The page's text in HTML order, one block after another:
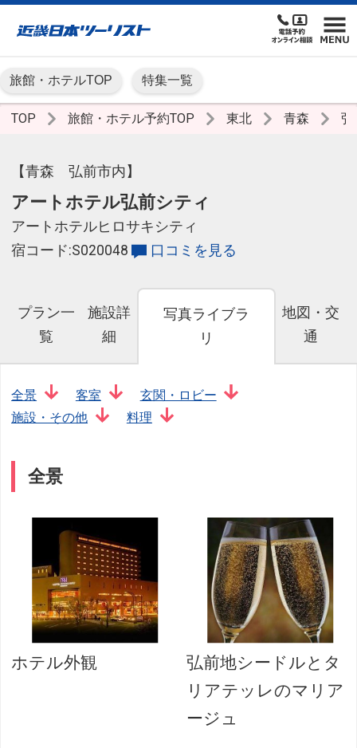
旅館・ホテルTOP 特集一覧
TOP 旅館・ホテル予約TOP 東北 青森
【青森 弘前市内】
アートホテル弘前シティ
アートホテルヒロサキシティ
宿コード:S020048
口コミを見る
プラン一
覧
施設詳
細
写真ライブラ
リ
地図・交
通
全景 客室
玄関・ロビー
施設・その他
料理
全景
ホテル外観
弘前地シードルとタ
リアテッレのマリア
ージュ